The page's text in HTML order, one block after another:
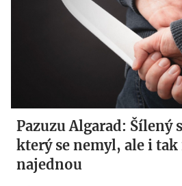
Pazuzu Algarad: Šílený
který se nemyl, ale i
najednou